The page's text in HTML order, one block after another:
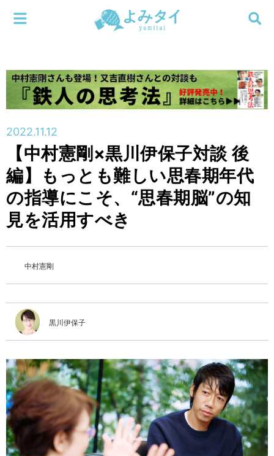
新着
新刊
特集
編集部
検索する
メニューを閉じる
2022.11.12
【中村憲剛×黒川伊保子対談 後
編】もっとも難しい思春期年代
の指導にこそ、“思春期脳”の知
見を活用すべき
中村憲剛
黒川伊保子